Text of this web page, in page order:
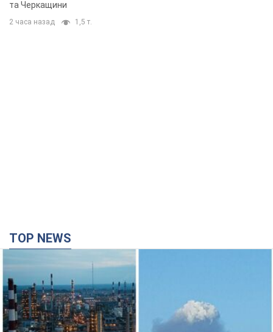
та Черкащини
2 часа назад 1,5 т.
TOP NEWS